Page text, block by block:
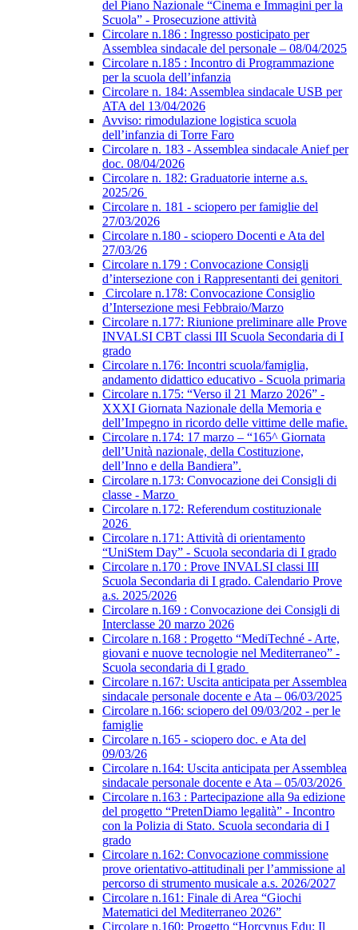
del Piano Nazionale “Cinema e Immagini per la
Scuola” - Prosecuzione attività
Circolare n.186 : Ingresso posticipato per
Assemblea sindacale del personale – 08/04/2025
Circolare n.185 : Incontro di Programmazione
per la scuola dell’infanzia
Circolare n. 184: Assemblea sindacale USB per
ATA del 13/04/2026
Avviso: rimodulazione logistica scuola
dell’infanzia di Torre Faro
Circolare n. 183 - Assemblea sindacale Anief per
doc. 08/04/2026
Circolare n. 182: Graduatorie interne a.s.
2025/26
Circolare n. 181 - sciopero per famiglie del
27/03/2026
Circolare n.180 - sciopero Docenti e Ata del
27/03/26
Circolare n.179 : Convocazione Consigli
d’intersezione con i Rappresentanti dei genitori
Circolare n.178: Convocazione Consiglio
d’Intersezione mesi Febbraio/Marzo
Circolare n.177: Riunione preliminare alle Prove
INVALSI CBT classi III Scuola Secondaria di I
grado
Circolare n.176: Incontri scuola/famiglia,
andamento didattico educativo - Scuola primaria
Circolare n.175: “Verso il 21 Marzo 2026” -
XXXI Giornata Nazionale della Memoria e
dell’Impegno in ricordo delle vittime delle mafie.
Circolare n.174: 17 marzo – “165^ Giornata
dell’Unità nazionale, della Costituzione,
dell’Inno e della Bandiera”.
Circolare n.173: Convocazione dei Consigli di
classe - Marzo
Circolare n.172: Referendum costituzionale
2026
Circolare n.171: Attività di orientamento
“UniStem Day” - Scuola secondaria di I grado
Circolare n.170 : Prove INVALSI classi III
Scuola Secondaria di I grado. Calendario Prove
a.s. 2025/2026
Circolare n.169 : Convocazione dei Consigli di
Interclasse 20 marzo 2026
Circolare n.168 : Progetto “MediTechné - Arte,
giovani e nuove tecnologie nel Mediterraneo” -
Scuola secondaria di I grado
Circolare n.167: Uscita anticipata per Assemblea
sindacale personale docente e Ata – 06/03/2025
Circolare n.166: sciopero del 09/03/202 - per le
famiglie
Circolare n.165 - sciopero doc. e Ata del
09/03/26
Circolare n.164: Uscita anticipata per Assemblea
sindacale personale docente e Ata – 05/03/2026
Circolare n.163 : Partecipazione alla 9a edizione
del progetto “PretenDiamo legalità” - Incontro
con la Polizia di Stato. Scuola secondaria di I
grado
Circolare n.162: Convocazione commissione
prove orientativo-attitudinali per l’ammissione al
percorso di strumento musicale a.s. 2026/2027
Circolare n.161: Finale di Area “Giochi
Matematici del Mediterraneo 2026”
Circolare n.160: Progetto “Horcynus Edu: Il